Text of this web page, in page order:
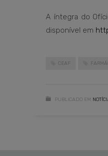
A íntegra do
disponível em
CEAF
PUBLICADO EM